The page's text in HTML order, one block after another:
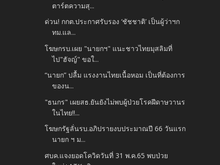
ตาร์ตความสุ...
ด่วน! กกต.ประกาศรับรอง ‘ชัชชาติ’ เป็นผู้ว่าฯก
ทม.แล...
โฆษกรบ.เผย "นายกฯ" แนะชาวไทยมุสลิมที่
ไป"ฮัจญ์" ขอใ...
​“นายก” ปลื้ม แรงงานไทยเนื้อหอม เป็นที่ต้องการ
ของน...
"ธนกร" เผยสธ.ยันยังไม่พบผู้ป่วยโรคฝีดาษวานร
ในไทย!!...
โฆษกรัฐลั่นรบ.อภิปรายงบประมาณปี 66 วันแรก
นายก ฯ ม...
ศบค.แจงยอดโควิดวันที่ 31 พ.ค.65 พบป่วย